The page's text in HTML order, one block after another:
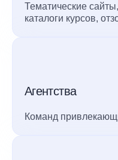
Тематические
каталоги курсов,
Агентства
Команд